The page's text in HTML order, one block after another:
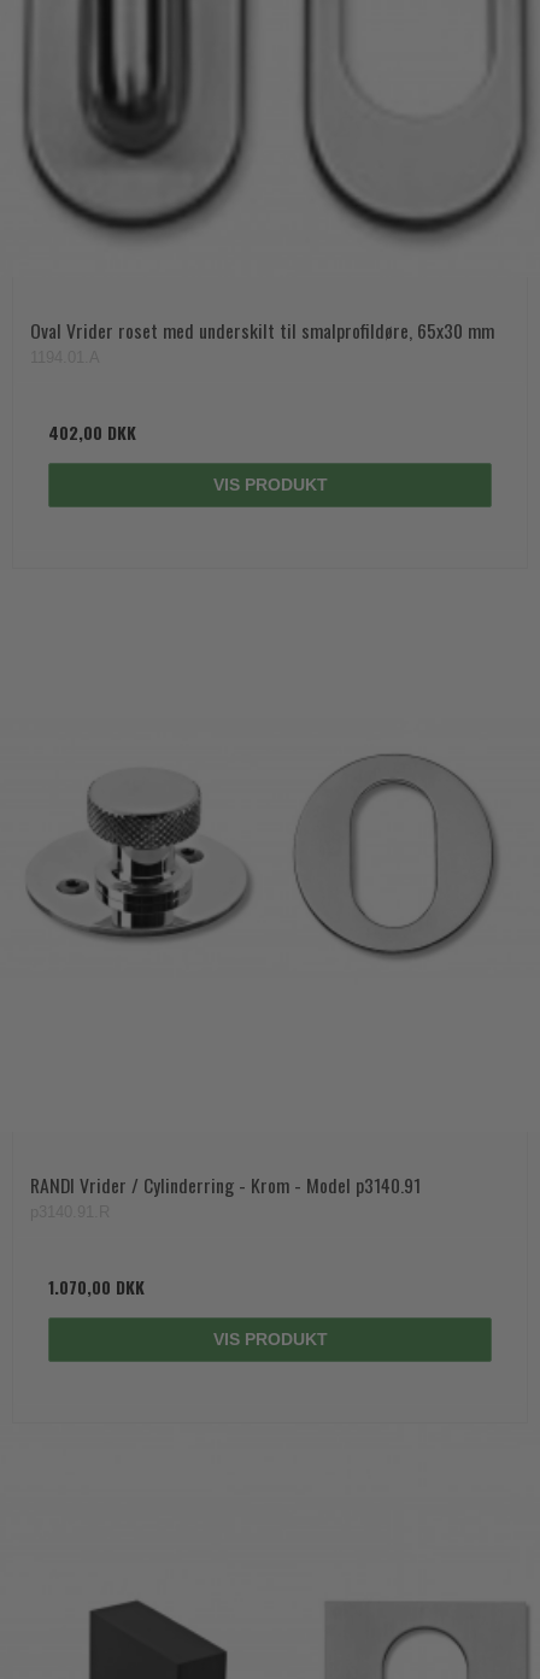
Oval Vrider roset med underskilt til smalprofildøre, 65x30 mm
402,00 DKK
VIS PRODUKT
RANDI Vrider / Cylinderring - Krom - Model p3140.91
1.070,00 DKK
VIS PRODUKT